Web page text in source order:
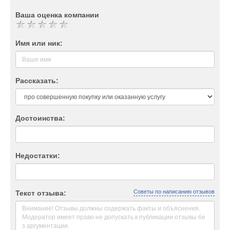
Ваша оценка компании
Имя или ник:
Рассказать:
Достоинства:
Недостатки:
Текст отзыва: Советы по написанию отзывов